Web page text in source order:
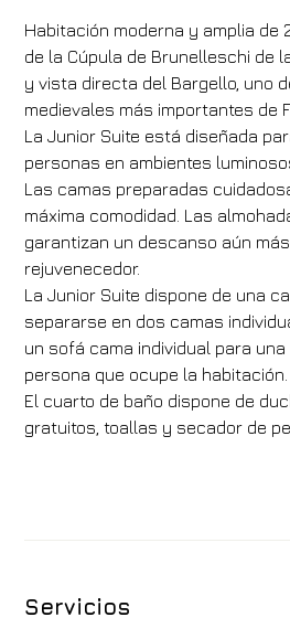
Habitación moderna y amplia de
de la Cúpula de Brunelleschi de
y vista directa del Bargello, uno
medievales más importantes de
La Junior Suite está diseñada
personas en ambientes
Las camas preparadas
máxima comodidad. Las
garantizan un descanso aún
rejuvenecedor.
La Junior Suite dispone de una
separarse en dos camas
un sofá cama individual para
persona que ocupe la habitación.
El cuarto de baño dispone de
gratuitos, toallas y secador de
Servicios